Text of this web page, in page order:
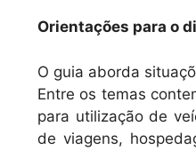
Orientações para o
O guia aborda
Entre os temas
para utilização de
de viagens,